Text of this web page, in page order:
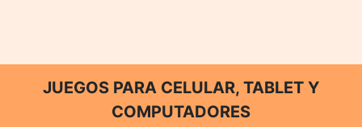
JUEGOS PARA CELULAR, TABLET Y
COMPUTADORES